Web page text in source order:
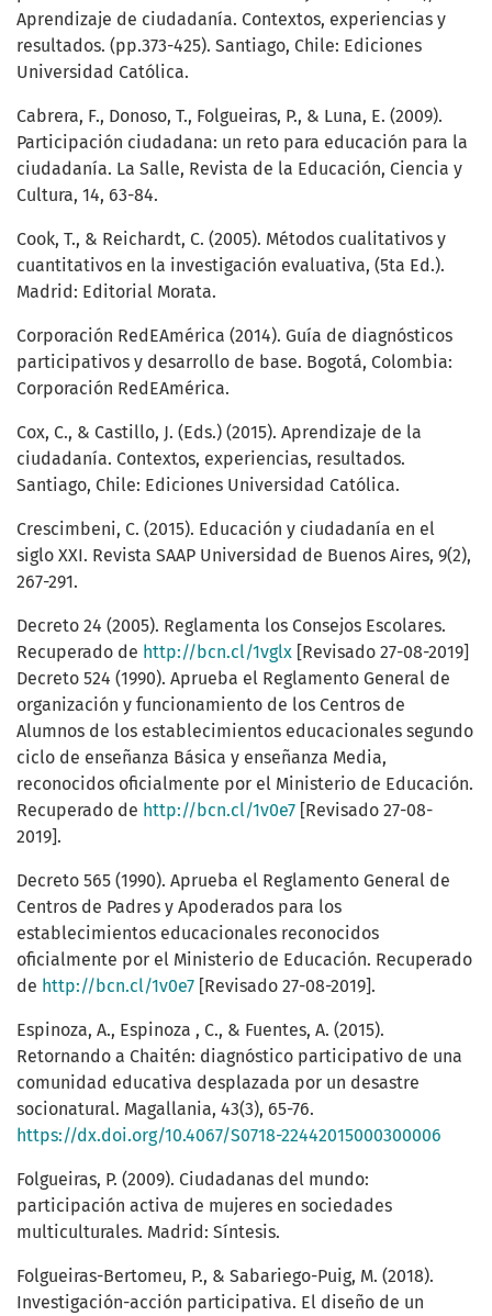
Aprendizaje de ciudadanía. Contextos, experiencias y
resultados. (pp.373-425). Santiago, Chile: Ediciones
Universidad Católica.
Cabrera, F., Donoso, T., Folgueiras, P., & Luna, E. (2009).
Participación ciudadana: un reto para educación para la
ciudadanía. La Salle, Revista de la Educación, Ciencia y
Cultura, 14, 63-84.
Cook, T., & Reichardt, C. (2005). Métodos cualitativos y
cuantitativos en la investigación evaluativa, (5ta Ed.).
Madrid: Editorial Morata.
Corporación RedEAmérica (2014). Guía de diagnósticos
participativos y desarrollo de base. Bogotá, Colombia:
Corporación RedEAmérica.
Cox, C., & Castillo, J. (Eds.) (2015). Aprendizaje de la
ciudadanía. Contextos, experiencias, resultados.
Santiago, Chile: Ediciones Universidad Católica.
Crescimbeni, C. (2015). Educación y ciudadanía en el
siglo XXI. Revista SAAP Universidad de Buenos Aires, 9(2),
267-291.
Decreto 24 (2005). Reglamenta los Consejos Escolares.
Recuperado de http://bcn.cl/1vglx [Revisado 27-08-2019]
Decreto 524 (1990). Aprueba el Reglamento General de
organización y funcionamiento de los Centros de
Alumnos de los establecimientos educacionales segundo
ciclo de enseñanza Básica y enseñanza Media,
reconocidos oficialmente por el Ministerio de Educación.
Recuperado de http://bcn.cl/1v0e7 [Revisado 27-08-
2019].
Decreto 565 (1990). Aprueba el Reglamento General de
Centros de Padres y Apoderados para los
establecimientos educacionales reconocidos
oficialmente por el Ministerio de Educación. Recuperado
de http://bcn.cl/1v0e7 [Revisado 27-08-2019].
Espinoza, A., Espinoza , C., & Fuentes, A. (2015).
Retornando a Chaitén: diagnóstico participativo de una
comunidad educativa desplazada por un desastre
socionatural. Magallania, 43(3), 65-76.
https://dx.doi.org/10.4067/S0718-22442015000300006
Folgueiras, P. (2009). Ciudadanas del mundo:
participación activa de mujeres en sociedades
multiculturales. Madrid: Síntesis.
Folgueiras-Bertomeu, P., & Sabariego-Puig, M. (2018).
Investigación-acción participativa. El diseño de un